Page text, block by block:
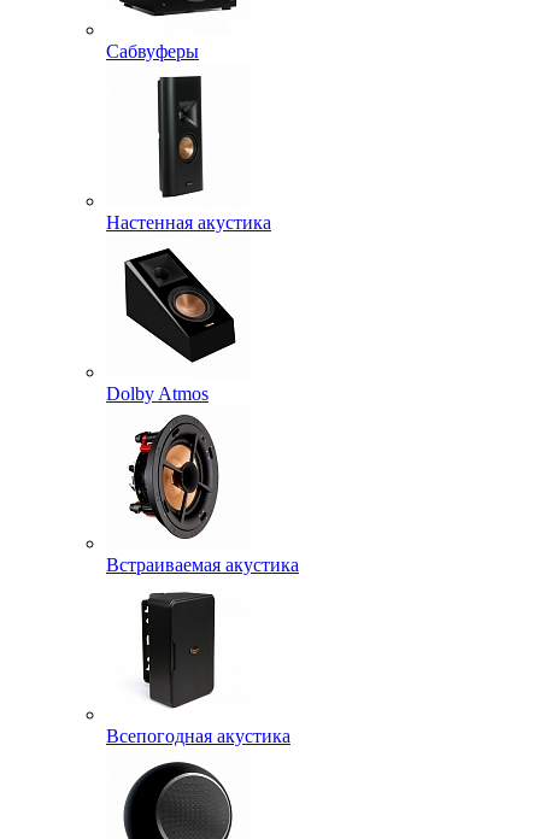
Сабвуферы
Настенная акустика
Dolby Atmos
Встраиваемая акустика
Всепогодная акустика